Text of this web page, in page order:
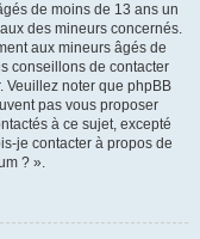
de moins de 13 ans un
des mineurs concernés.
aux mineurs âgés de
conseillons de contacter
Veuillez noter que phpBB
pas vous proposer
à ce sujet, excepté
je contacter à propos de
? ».